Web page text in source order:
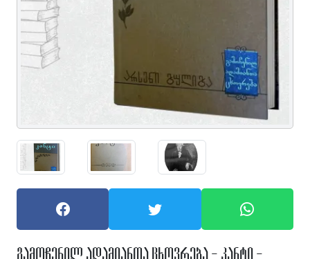
გამოჩენილ ადამიანთა ცხოვრება - კანტი -